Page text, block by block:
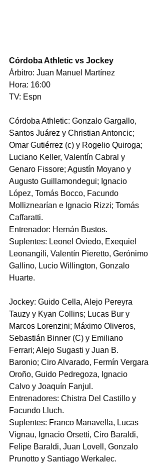
Córdoba Athletic vs Jockey
Árbitro: Juan Manuel Martínez
Hora: 16:00
TV: Espn
Córdoba Athletic: Gonzalo Gargallo,
Santos Juárez y Christian Antoncic;
Omar Gutiérrez (c) y Rogelio Quiroga;
Luciano Keller, Valentín Cabral y
Genaro Fissore; Agustín Moyano y
Augusto Guillamondegui; Ignacio
López, Tomás Bocco, Facundo
Molliznearían e Ignacio Rizzi; Tomás
Caffaratti.
Entrenador: Hernán Bustos.
Suplentes: Leonel Oviedo, Exequiel
Leonangili, Valentín Pieretto, Gerónimo
Gallino, Lucio Willington, Gonzalo
Huarte.
Jockey: Guido Cella, Alejo Pereyra
Tauzy y Kyan Collins; Lucas Bur y
Marcos Lorenzini; Máximo Oliveros,
Sebastián Binner (C) y Emiliano
Ferrari; Alejo Sugasti y Juan B.
Baronio; Ciro Alvarado, Fermín Vergara
Oroño, Guido Pedregoza, Ignacio
Calvo y Joaquín Fanjul.
Entrenadores: Chistra Del Castillo y
Facundo Lluch.
Suplentes: Franco Manavella, Lucas
Vignau, Ignacio Orsetti, Ciro Baraldi,
Felipe Baraldi, Juan Lovell, Gonzalo
Prunotto y Santiago Werkalec.